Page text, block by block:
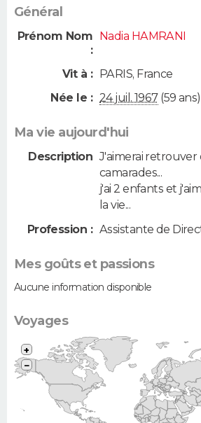
Général
Prénom Nom
:
Nadia HAMRANI
Vit à : PARIS, France
Née le : 24 juil. 1967(59 ans)
Ma vie aujourd'hui
Description J'aimerai retrouver
camarades...
j'ai 2 enfants et
la vie...
Profession : Assistante de
Mes goûts et passions
Aucune information disponible
Voyages
+
−